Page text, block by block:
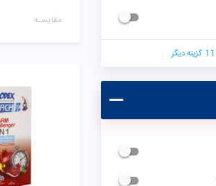
11 گزینه دیگر
مقایسـه